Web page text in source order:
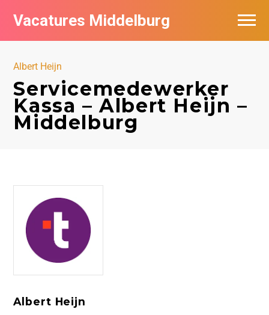
Vacatures Middelburg
Albert Heijn
Servicemedewerker
Kassa – Albert Heijn –
Middelburg
Albert Heijn
Vacatures per bedrijf